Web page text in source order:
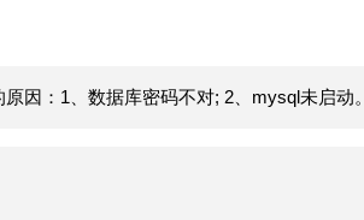
因：1、数据库密码不对; 2、mysql未启动。